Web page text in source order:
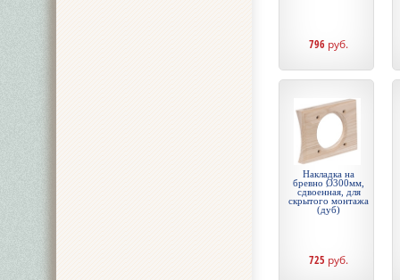
796 руб.
Накладка на
бревно Ø300мм,
сдвоенная, для
скрытого монтажа
(дуб)
725 руб.